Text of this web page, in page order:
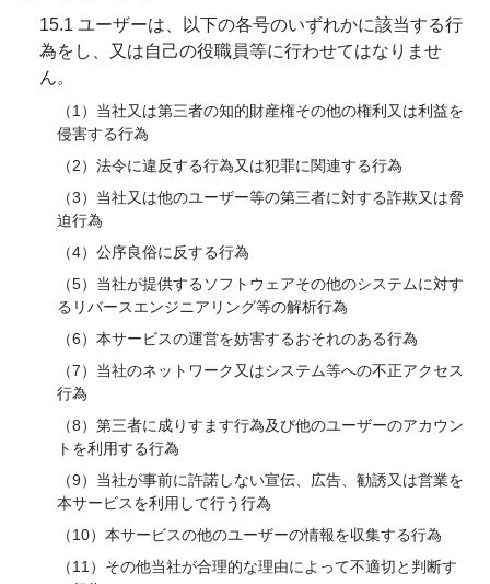
15.1 ユーザーは、以下の各号のいずれかに該当する行
為をし、又は自己の役職員等に行わせてはなりませ
ん。
（1）当社又は第三者の知的財産権その他の権利又は利益を
侵害する行為
（2）法令に違反する行為又は犯罪に関連する行為
（3）当社又は他のユーザー等の第三者に対する詐欺又は脅
迫行為
（4）公序良俗に反する行為
（5）当社が提供するソフトウェアその他のシステムに対す
るリバースエンジニアリング等の解析行為
（6）本サービスの運営を妨害するおそれのある行為
（7）当社のネットワーク又はシステム等への不正アクセス
行為
（8）第三者に成りすます行為及び他のユーザーのアカウン
トを利用する行為
（9）当社が事前に許諾しない宣伝、広告、勧誘又は営業を
本サービスを利用して行う行為
（10）本サービスの他のユーザーの情報を収集する行為
（11）その他当社が合理的な理由によって不適切と判断す